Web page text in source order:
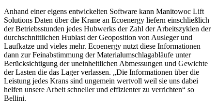
Anhand einer eigens entwickelten Software kann Manitowoc Lift
Solutions Daten über die Krane an Ecoenergy liefern einschließlich
der Betriebsstunden jedes Hubwerks der Zahl der Arbeitszyklen der
durchschnittlichen Hublast der Geoposition von Ausleger und
Laufkatze und vieles mehr. Ecoenergy nutzt diese Informationen
dann zur Feinabstimmung der Materialumschlagabläufe unter
Berücksichtigung der uneinheitlichen Abmessungen und Gewichte
der Lasten die das Lager verlassen. „Die Informationen über die
Leistung jedes Krans sind ungemein wertvoll weil sie uns dabei
helfen unsere Arbeit schneller und effizienter zu verrichten“ so
Bellini.